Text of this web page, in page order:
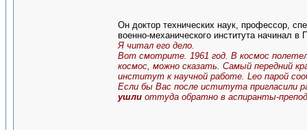
Он доктор технических наук, профессор,
военно-механического института начинал
Я читал его дело.
Вот смотрите. 1961 год. В космос
космос, можно сказать. Самый передний
институт к научной работе. Leo парой
Если бы Вас после иститута пригласили
ушли оттуда обратно в аспиранты-